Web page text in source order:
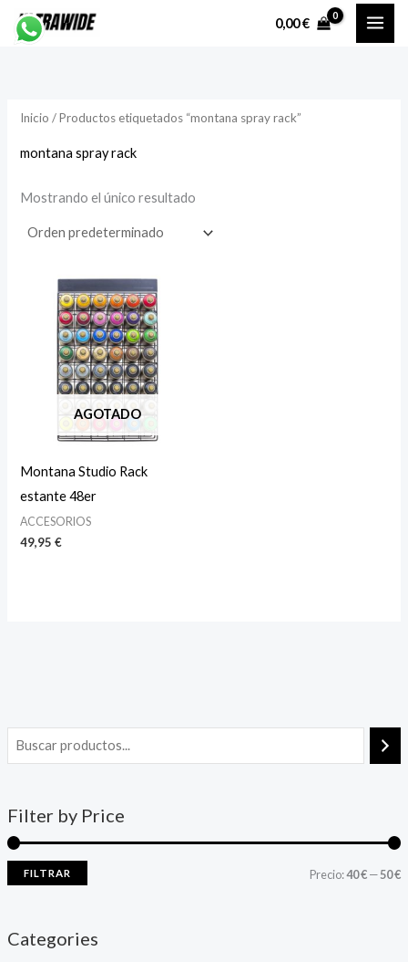
0,00€
Filter by Price
FILTRAR Precio:40 €—50 €
Categories
Inicio / Productos etiquetados “montana spray rack”
montana spray rack
Mostrando el único resultado
AGOTADO
Montana Studio Rack
estante 48er
ACCESORIOS
49,95€